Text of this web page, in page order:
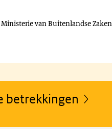
Ministerie van Buitenlandse Zaken
betrekkingen